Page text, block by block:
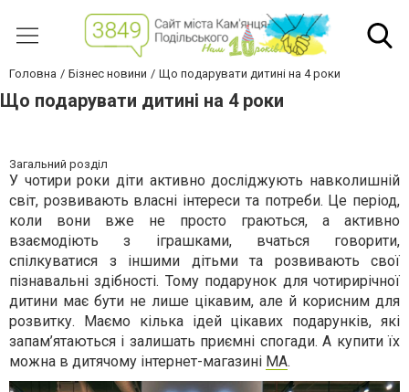
Головна Бізнес новини Що подарувати дитині на 4 роки
Що подарувати дитині на 4 роки
Загальний розділ
У чотири роки діти активно досліджують навколишній
світ, розвивають власні інтереси та потреби. Це період,
коли вони вже не просто граються, а активно
взаємодіють з іграшками, вчаться говорити,
спілкуватися з іншими дітьми та розвивають свої
пізнавальні здібності. Тому подарунок для чотирирічної
дитини має бути не лише цікавим, але й корисним для
розвитку. Маємо кілька ідей цікавих подарунків, які
запам’ятаються і залишать приємні спогади. А купити їх
можна в дитячому інтернет-магазині MA.